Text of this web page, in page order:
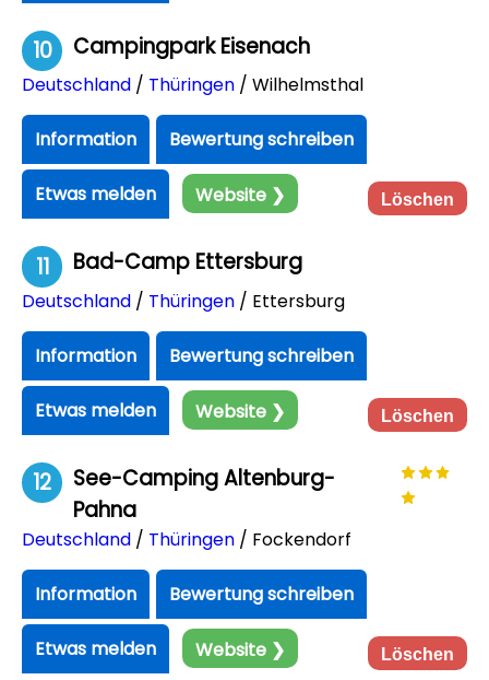
10 Campingpark Eisenach
Deutschland / Thüringen / Wilhelmsthal
Information Bewertung schreiben
Etwas melden Website ❯ Löschen
11 Bad-Camp Ettersburg
Deutschland / Thüringen / Ettersburg
Information Bewertung schreiben
Etwas melden Website ❯ Löschen
12
See-Camping Altenburg-
Pahna
Deutschland / Thüringen / Fockendorf
Information Bewertung schreiben
Etwas melden Website ❯ Löschen